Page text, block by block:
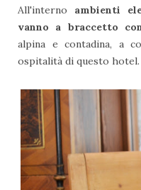
All'interno ambienti
vanno a braccetto
alpina e contadina, a
ospitalità di questo hotel.